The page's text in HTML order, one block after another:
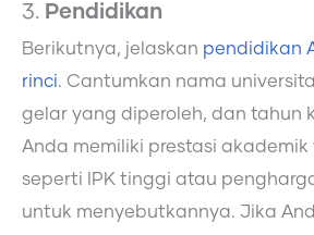
3. Pendidikan
Berikutnya, jelaskan pendidikan
rinci. Cantumkan nama
gelar yang diperoleh, dan tahun
Anda memiliki prestasi akademik
seperti IPK tinggi atau
untuk menyebutkannya. Jika